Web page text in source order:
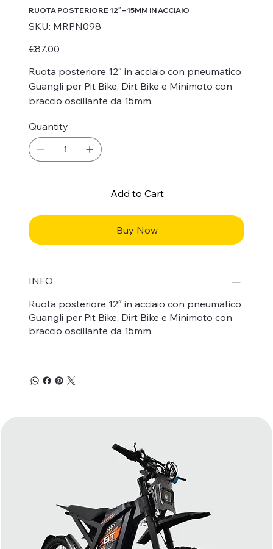
RUOTA POSTERIORE 12″ – 15MM IN ACCIAIO
SKU: SKU
MRPN098
MRPN098
Price
€87.00
Ruota posteriore 12″ in acciaio con pneumatico
Guangli per Pit Bike, Dirt Bike e Minimoto con
braccio oscillante da 15mm.
Quantity
Add to Cart
Buy Now
INFO
Ruota posteriore 12″ in acciaio con pneumatico
Guangli per Pit Bike, Dirt Bike e Minimoto con
braccio oscillante da 15mm.